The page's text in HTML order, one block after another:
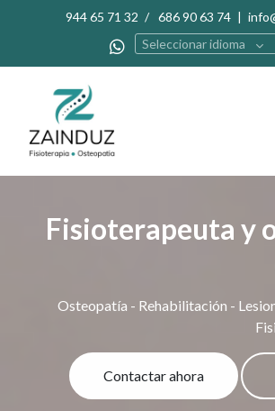
944 65 71 32 / 686 90 63 74 |
Seleccionar idioma
Fisioterapeuta y
Osteopatía - Rehabilitación -
Contactar ahora